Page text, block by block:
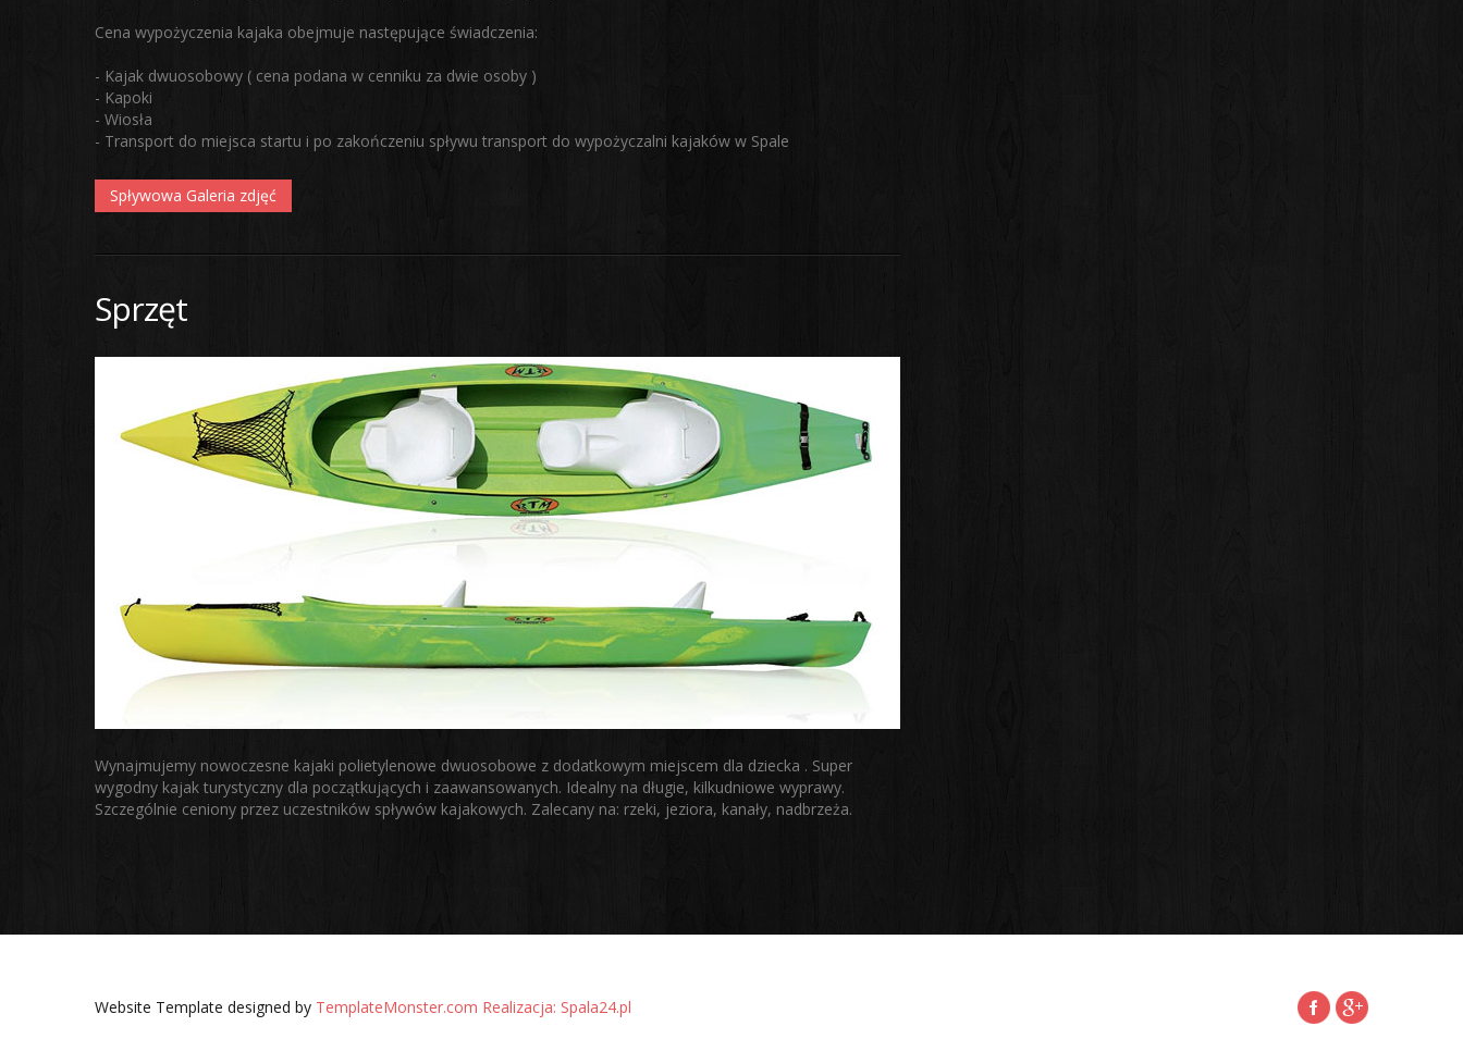
Cena wypożyczenia kajaka obejmuje następujące świadczenia:
- Kajak dwuosobowy ( cena podana w cenniku za dwie osoby )
- Kapoki
- Wiosła
- Transport do miejsca startu i po zakończeniu spływu transport do wypożyczalni kajaków w Spale
Spływowa Galeria zdjęć
Sprzęt
Wynajmujemy nowoczesne kajaki polietylenowe dwuosobowe z dodatkowym miejscem dla dziecka . Super
wygodny kajak turystyczny dla początkujących i zaawansowanych. Idealny na długie, kilkudniowe wyprawy.
Szczególnie ceniony przez uczestników spływów kajakowych. Zalecany na: rzeki, jeziora, kanały, nadbrzeża.
Website Template designed by TemplateMonster.com Realizacja: Spala24.pl